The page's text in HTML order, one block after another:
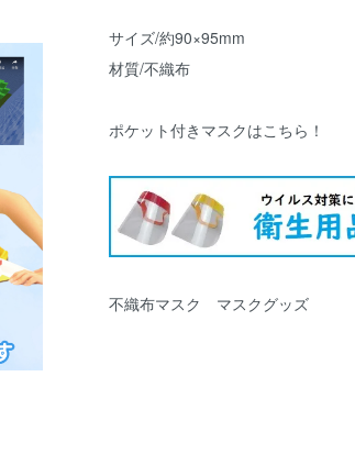
サイズ/約90×95mm
材質/不織布
ポケット付きマスクはこちら！
不織布マスク マスクグッズ